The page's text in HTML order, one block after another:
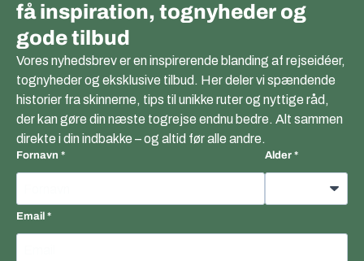
få inspiration, tognyheder og
gode tilbud
Vores nyhedsbrev er en inspirerende blanding af rejseidéer,
tognyheder og eksklusive tilbud. Her deler vi spændende
historier fra skinnerne, tips til unikke ruter og nyttige råd,
der kan gøre din næste togrejse endnu bedre. Alt sammen
direkte i din indbakke – og altid før alle andre.
Fornavn Alder
Email